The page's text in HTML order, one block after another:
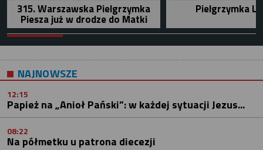
315. Warszawska Pielgrzymka
Piesza już w drodze do Matki
Pielgrzymka
NAJNOWSZE
12:15
Papież na „Anioł Pański”: w każdej sytuacji Jezus...
08:22
Na półmetku u patrona diecezji